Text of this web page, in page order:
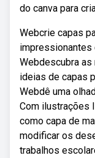
do canva para
Webcrie capas
impressionantes
Webdescubra
ideias de capas
Webdê uma
Com ilustrações
como capa de
modificar os
trabalhos